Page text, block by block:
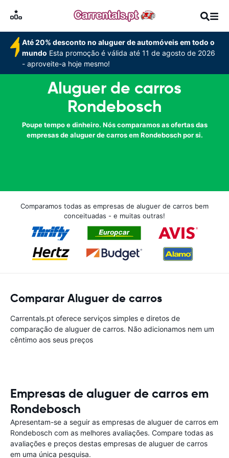
Até 20% desconto no aluguer de automóveis em todo o
mundo Esta promoção é válida até 11 de agosto de 2026
- aproveite-a hoje mesmo!
Aluguer de carros
Rondebosch
Poupe tempo e dinheiro. Nós comparamos as ofertas das
empresas de aluguer de carros em Rondebosch por si.
Comparamos todas as empresas de aluguer de carros bem
conceituadas - e muitas outras!
Comparar Aluguer de carros
Carrentals.pt oferece serviços simples e diretos de
comparação de aluguer de carros. Não adicionamos nem um
cêntimo aos seus preços
Empresas de aluguer de carros em
Rondebosch
Apresentam-se a seguir as empresas de aluguer de carros em
Rondebosch com as melhores avaliações. Compare todas as
avaliações e preços destas empresas de aluguer de carros
em uma única pesquisa.